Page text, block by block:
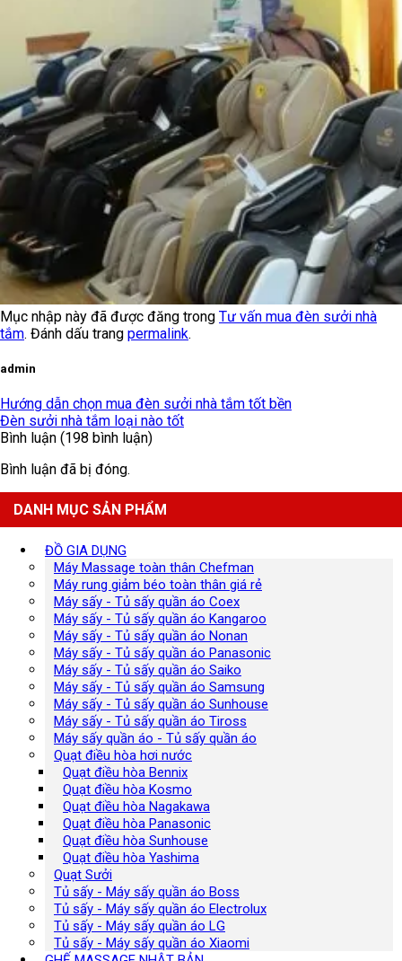
Mục nhập này đã được đăng trong Tư vấn mua đèn sưởi nhà
tắm. Đánh dấu trang permalink.
admin
Hướng dẫn chọn mua đèn sưởi nhà tắm tốt bền
Đèn sưởi nhà tắm loại nào tốt
Bình luận (198 bình luận)
Bình luận đã bị đóng.
DANH MỤC SẢN PHẨM
ĐỒ GIA DỤNG
Máy Massage toàn thân Chefman
Máy rung giảm béo toàn thân giá rẻ
Máy sấy - Tủ sấy quần áo Coex
Máy sấy - Tủ sấy quần áo Kangaroo
Máy sấy - Tủ sấy quần áo Nonan
Máy sấy - Tủ sấy quần áo Panasonic
Máy sấy - Tủ sấy quần áo Saiko
Máy sấy - Tủ sấy quần áo Samsung
Máy sấy - Tủ sấy quần áo Sunhouse
Máy sấy - Tủ sấy quần áo Tiross
Máy sấy quần áo - Tủ sấy quần áo
Quạt điều hòa hơi nước
Quạt điều hòa Bennix
Quạt điều hòa Kosmo
Quạt điều hòa Nagakawa
Quạt điều hòa Panasonic
Quạt điều hòa Sunhouse
Quạt điều hòa Yashima
Quạt Sưởi
Tủ sấy - Máy sấy quần áo Boss
Tủ sấy - Máy sấy quần áo Electrolux
Tủ sấy - Máy sấy quần áo LG
Tủ sấy - Máy sấy quần áo Xiaomi